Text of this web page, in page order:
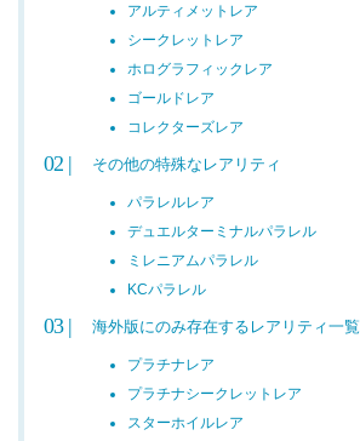
アルティメットレア
シークレットレア
ホログラフィックレア
ゴールドレア
コレクターズレア
その他の特殊なレアリティ
パラレルレア
デュエルターミナルパラレル
ミレニアムパラレル
KCパラレル
海外版にのみ存在するレアリティ一覧
プラチナレア
プラチナシークレットレア
スターホイルレア